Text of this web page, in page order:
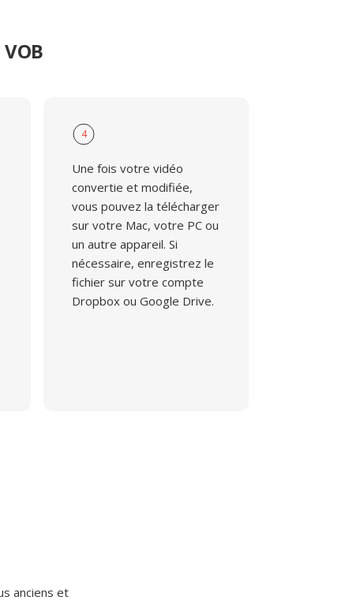
4
Une fois votre vidéo
convertie et modifiée,
vous pouvez la télécharger
sur votre Mac, votre PC ou
un autre appareil. Si
nécessaire, enregistrez le
fichier sur votre compte
Dropbox ou Google Drive.
anciens et